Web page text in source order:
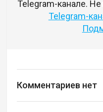
Telegram-канале.
Telegram-
Комментариев нет